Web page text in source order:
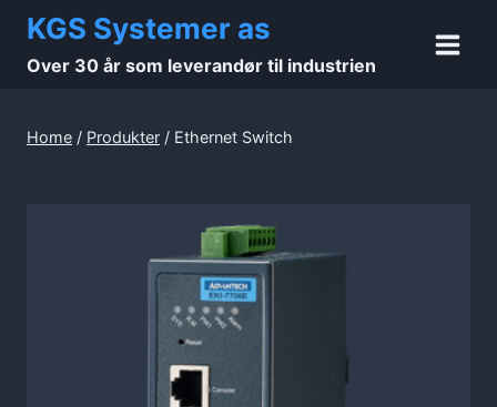
Skip
content
KGS Systemer as
Over 30 år som leverandør til industrien
Home / Produkter / Ethernet Switch